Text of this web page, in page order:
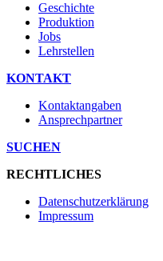
Geschichte
Produktion
Jobs
Lehrstellen
KONTAKT
Kontaktangaben
Ansprechpartner
SUCHEN
RECHTLICHES
Datenschutzerklärung
Impressum